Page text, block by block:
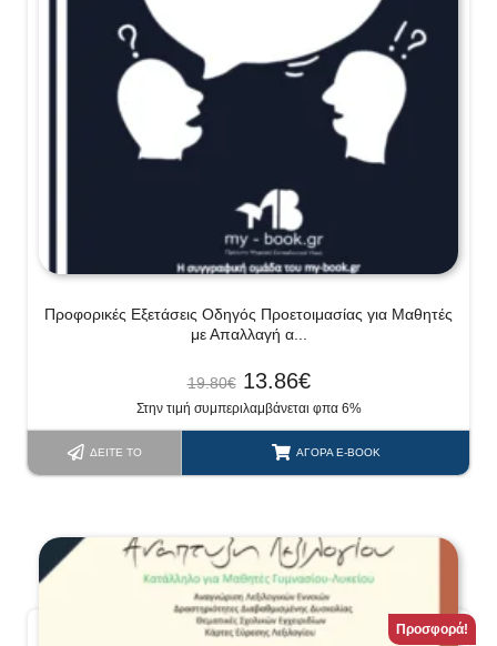
Προφορικές Εξετάσεις Οδηγός Προετοιμασίας για Μαθητές
με Απαλλαγή α...
19.80€ 13.86€
Στην τιμή συμπεριλαμβάνεται φπα 6%
ΔΕΊΤΕ ΤΟ ΑΓΟΡΆ E-BOOK
Προσφορά!